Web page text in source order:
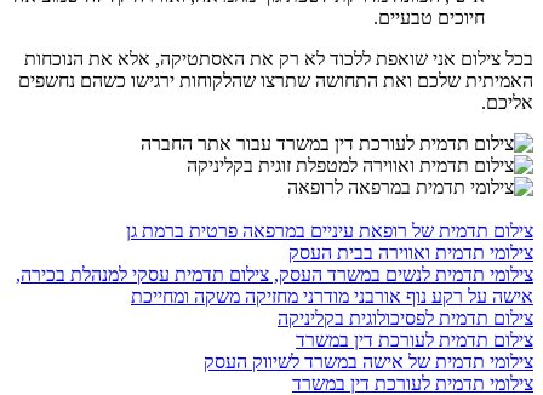
חיוכים טבעיים.
בכל צילום אני שואפת ללכוד לא רק את האסתטיקה, אלא את הנוכחות
האמיתית שלכם ואת התחושה שתרצו שהלקוחות ירגישו כשהם נחשפים
אליכם.
צילום תדמית של רופאת עיניים במרפאה פרטית ברמת גן
צילומי תדמית ואווירה בבית העסק
צילומי תדמית לנשים במשרד העסק, צילום תדמית עסקי למנהלת בכירה,
אישה על רקע נוף אורבני מודרני מחזיקה משקה ומחייכת
צילום תדמית לפסיכולוגית בקליניקה
צילום תדמית לעורכת דין במשרד
צילומי תדמית של אישה במשרד לשיווק העסק
צילומי תדמית לעורכת דין במשרד